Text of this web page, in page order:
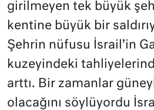
girilmeyen tek büyük
kentine büyük bir
Şehrin nüfusu İsrail’in
kuzeyindeki
arttı. Bir zamanlar
olacağını söylüyordu